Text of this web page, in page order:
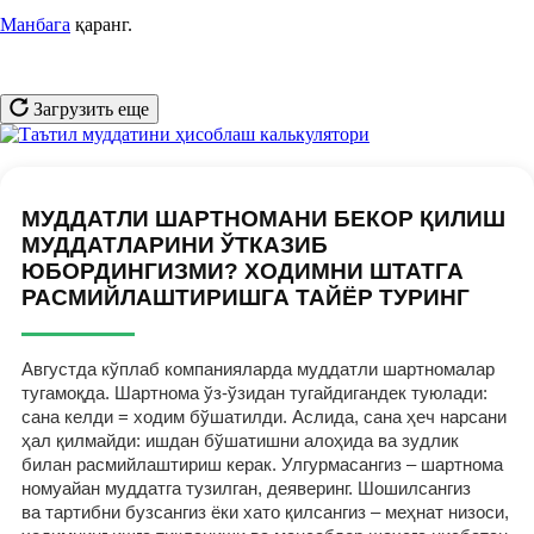
Манбага қаранг.
Загрузить еще
МУДДАТЛИ ШАРТНОМАНИ БЕКОР ҚИЛИШ
МУДДАТЛАРИНИ ЎТКАЗИБ
ЮБОРДИНГИЗМИ? ХОДИМНИ ШТАТГА
РАСМИЙЛАШТИРИШГА ТАЙЁР ТУРИНГ
Августда кўплаб компанияларда муддатли шартномалар
тугамоқда. Шартнома ўз-ўзидан тугайдигандек туюлади:
сана келди = ходим бўшатилди. Аслида, сана ҳеч нарсани
ҳал қилмайди: ишдан бўшатишни алоҳида ва зудлик
билан расмийлаштириш керак. Улгурмасангиз – шартнома
номуайан муддатга тузилган, деяверинг. Шошилсангиз
ва тартибни бузсангиз ёки хато қилсангиз – меҳнат низоси,